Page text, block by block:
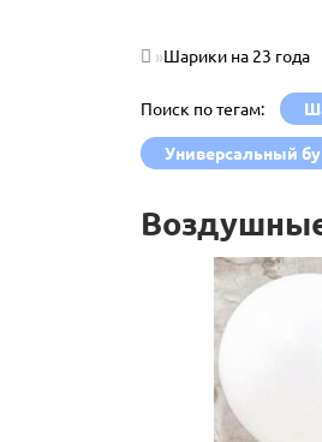
Шарики на 23 года
Поиск по тегам:
Универсальный